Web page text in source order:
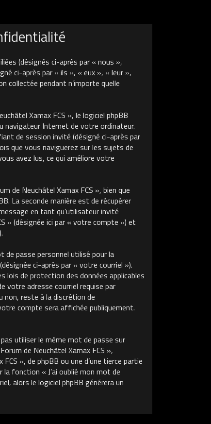
(désignés ci-après par « nous »,
ci-après par « ils », « eux », « leur »,
collectée pendant n’importe quelle
Xamax FCS », le logiciel phpBB
navigateur Internet de votre ordinateur.
de session invité (désigné ci-après par
que vous naviguerez sur les sujets de
avez lus, ce qui améliore votre
de Neuchâtel Xamax FCS », bien que
La seconde manière est de récupérer
en tant qu’utilisateur invité
» (désignée ici par « votre compte ») et
de passe personnel utilisé pour la
ci-après par « votre courriel »).
de protection des données applicables
votre adresse courriel requise par
non, reste à la discrétion de
compte sera affichée publiquement.
utiliser le même mot de passe sur
de Neuchâtel Xamax FCS »,
», de phpBB ou une d’une tierce partie
fonction « J’ai oublié mon mot de
alors le logiciel phpBB générera un